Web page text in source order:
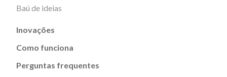
Baú de ideias
Inovações
Como funciona
Perguntas frequentes